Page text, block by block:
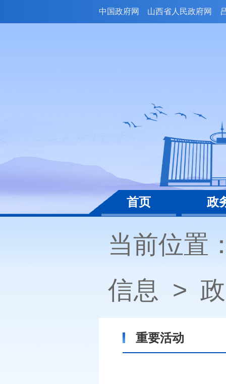
中国政府网 山西省人民政府网
首页 政
当前位置
信息 >
重要活动